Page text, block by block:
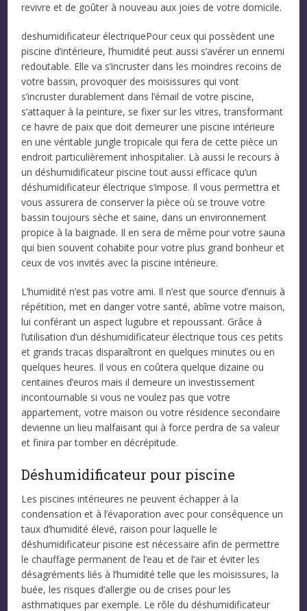
revivre et de goûter à nouveau aux joies de votre domicile.
deshumidificateur électriquePour ceux qui possèdent une
piscine d’intérieure, l’humidité peut aussi s’avérer un ennemi
redoutable. Elle va s’incruster dans les moindres recoins de
votre bassin, provoquer des moisissures qui vont
s’incruster durablement dans l’émail de votre piscine,
s’attaquer à la peinture, se fixer sur les vitres, transformant
ce havre de paix que doit demeurer une piscine intérieure
en une véritable jungle tropicale qui fera de cette pièce un
endroit particulièrement inhospitalier. Là aussi le recours à
un déshumidificateur piscine tout aussi efficace qu’un
déshumidificateur électrique s’impose. Il vous permettra et
vous assurera de conserver la pièce où se trouve votre
bassin toujours sèche et saine, dans un environnement
propice à la baignade. Il en sera de même pour votre sauna
qui bien souvent cohabite pour votre plus grand bonheur et
ceux de vos invités avec la piscine intérieure.
L’humidité n’est pas votre ami. Il n’est que source d’ennuis à
répétition, met en danger votre santé, abîme votre maison,
lui conférant un aspect lugubre et repoussant. Grâce à
l’utilisation d’un déshumidificateur électrique tous ces petits
et grands tracas disparaîtront en quelques minutes ou en
quelques heures. Il vous en coûtera quelque dizaine ou
centaines d’euros mais il demeure un investissement
incontournable si vous ne voulez pas que votre
appartement, votre maison ou votre résidence secondaire
devienne un lieu malfaisant qui à force perdra de sa valeur
et finira par tomber en décrépitude.
Déshumidificateur pour piscine
Les piscines intérieures ne peuvent échapper à la
condensation et à l’évaporation avec pour conséquence un
taux d’humidité élevé, raison pour laquelle le
déshumidificateur piscine est nécessaire afin de permettre
le chauffage permanent de l’eau et de l’air et éviter les
désagréments liés à l’humidité telle que les moisissures, la
buée, les risques d’allergie ou de crises pour les
asthmatiques par exemple. Le rôle du déshumidificateur